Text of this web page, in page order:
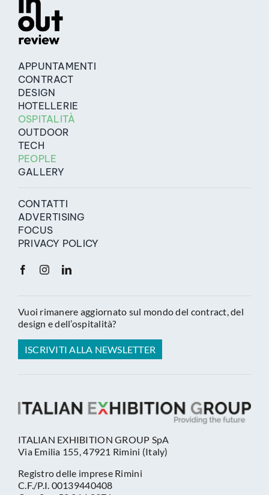
APPUNTAMENTI
CONTRACT
DESIGN
HOTELLERIE
OSPITALITÀ
OUTDOOR
TECH
PEOPLE
GALLERY
CONTATTI
ADVERTISING
FOCUS
PRIVACY POLICY
Vuoi rimanere aggiornato sul mondo del contract, del
design e dell’ospitalità?
ISCRIVITI ALLA NEWSLETTER
ITALIAN EXHIBITION GROUP SpA
Via Emilia 155, 47921 Rimini (Italy)
Registro delle imprese Rimini
C.F./P.I. 00139440408